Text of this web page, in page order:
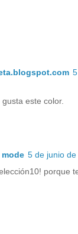
este color.
mode 5 de junio
porque